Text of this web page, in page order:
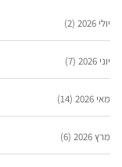
יולי 2026 (2)
יוני 2026 (7)
מאי 2026 (14)
מרץ 2026 (6)